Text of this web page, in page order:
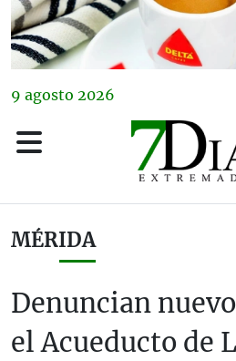
9 agosto 2026
MÉRIDA
Denuncian
el Acueducto de